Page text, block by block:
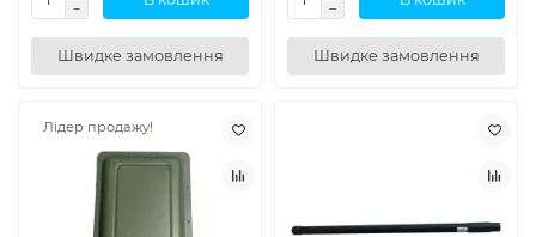
Швидке замовлення Швидке замовлення
Лідер продажу!